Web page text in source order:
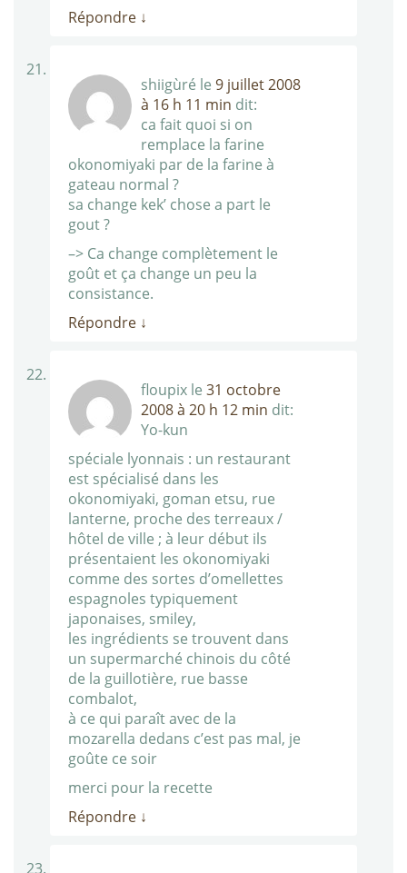
Répondre ↓
shiigùré le 9 juillet 2008
à 16 h 11 min dit:
ca fait quoi si on
remplace la farine
okonomiyaki par de la farine à
gateau normal ?
sa change kek’ chose a part le
gout ?
–> Ca change complètement le
goût et ça change un peu la
consistance.
Répondre ↓
floupix le 31 octobre
2008 à 20 h 12 min dit:
Yo-kun
spéciale lyonnais : un restaurant
est spécialisé dans les
okonomiyaki, goman etsu, rue
lanterne, proche des terreaux /
hôtel de ville ; à leur début ils
présentaient les okonomiyaki
comme des sortes d’omellettes
espagnoles typiquement
japonaises, smiley,
les ingrédients se trouvent dans
un supermarché chinois du côté
de la guillotière, rue basse
combalot,
à ce qui paraît avec de la
mozarella dedans c’est pas mal, je
goûte ce soir
merci pour la recette
Répondre ↓